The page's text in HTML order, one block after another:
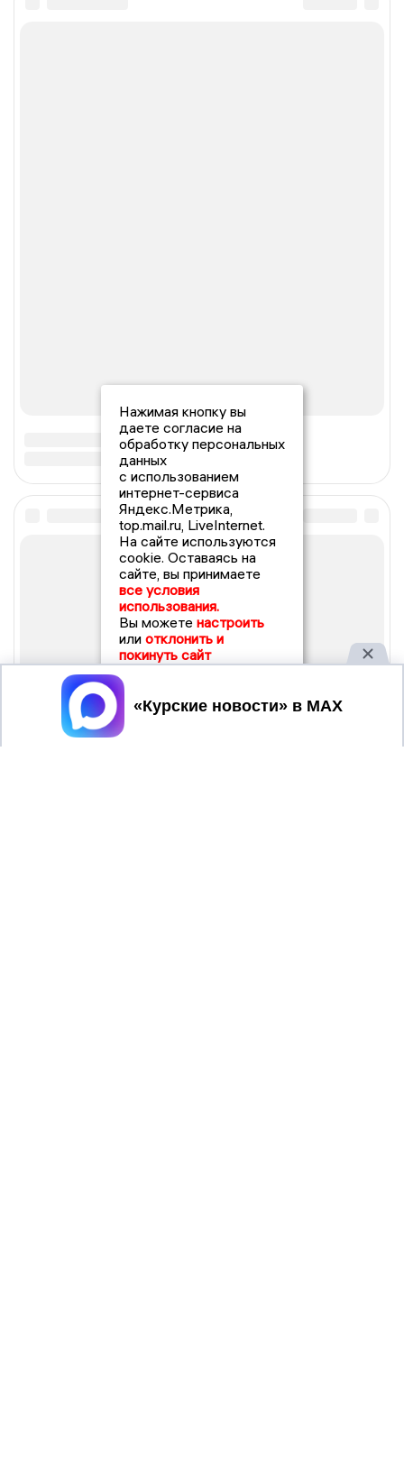
Нажимая кнопку вы
даете согласие на
обработку персональных
данных
с использованием
интернет-сервиса
Яндекс.Метрика,
top.mail.ru, LiveInternet.
На сайте используются
cookie. Оставаясь на
сайте, вы принимаете
все условия
использования.
Вы можете настроить
или отклонить и
покинуть сайт
Принять